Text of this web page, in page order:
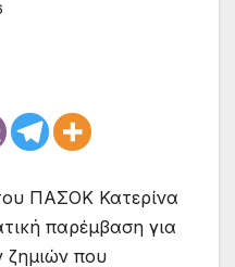
ΠΑΣΟΚ Κατερίνα
παρέμβαση για
που